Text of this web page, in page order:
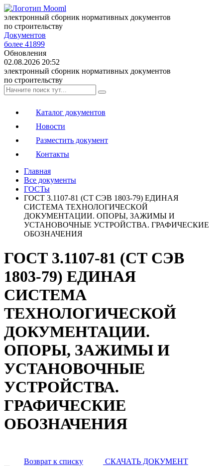
электронный сборник нормативных документов
по строительству
Документов
более 41899
Обновления
02.08.2026 20:52
электронный сборник нормативных документов
по строительству
Каталог документов
Новости
Разместить документ
Контакты
Главная
Все документы
ГОСТы
ГОСТ 3.1107-81 (СТ СЭВ 1803-79) ЕДИНАЯ
СИСТЕМА ТЕХНОЛОГИЧЕСКОЙ
ДОКУМЕНТАЦИИ. ОПОРЫ, ЗАЖИМЫ И
УСТАНОВОЧНЫЕ УСТРОЙСТВА. ГРАФИЧЕСКИЕ
ОБОЗНАЧЕНИЯ
ГОСТ 3.1107-81 (СТ СЭВ
1803-79) ЕДИНАЯ
СИСТЕМА
ТЕХНОЛОГИЧЕСКОЙ
ДОКУМЕНТАЦИИ.
ОПОРЫ, ЗАЖИМЫ И
УСТАНОВОЧНЫЕ
УСТРОЙСТВА.
ГРАФИЧЕСКИЕ
ОБОЗНАЧЕНИЯ
Возврат к списку
СКАЧАТЬ ДОКУМЕНТ